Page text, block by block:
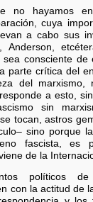
no hayamos
cuya
a cabo sus
Anderson,
consciente de
parte crítica del
del marxismo,
a esto,
sin
tocan, astros
sino porque
fascista, es
de la
políticos
con la actitud de